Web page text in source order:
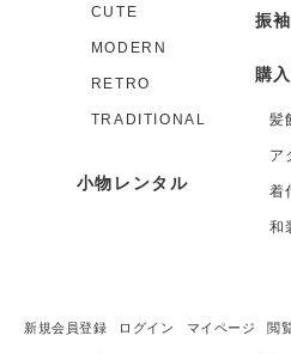
CUTE
MODERN
RETRO
TRADITIONAL
小物レンタル
振
購
髪
ア
着
和
新規会員登録 ログイン マイページ 閲